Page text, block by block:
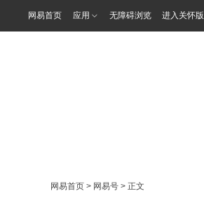
网易首页 应用 无障碍浏览 进入关怀版
网易首页 > 网易号 > 正文